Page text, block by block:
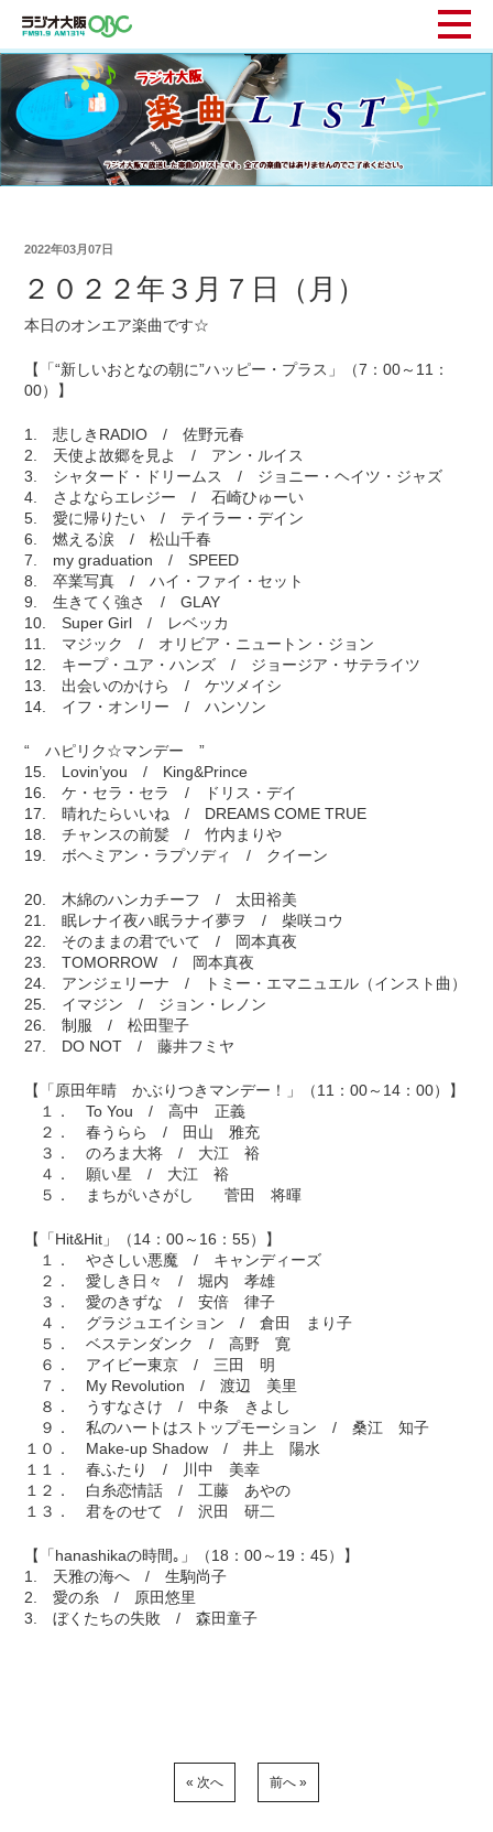
2022年03月07日
２０２２年３月７日（月）
本日のオンエア楽曲です☆
【「“新しいおとなの朝に”ハッピー・プラス」（7：00～11：
00）】
1. 悲しきRADIO / 佐野元春
2. 天使よ故郷を見よ / アン・ルイス
3. シャタード・ドリームス / ジョニー・ヘイツ・ジャズ
4. さよならエレジー / 石崎ひゅーい
5. 愛に帰りたい / テイラー・デイン
6. 燃える涙 / 松山千春
7. my graduation / SPEED
8. 卒業写真 / ハイ・ファイ・セット
9. 生きてく強さ / GLAY
10. Super Girl / レベッカ
11. マジック / オリビア・ニュートン・ジョン
12. キープ・ユア・ハンズ / ジョージア・サテライツ
13. 出会いのかけら / ケツメイシ
14. イフ・オンリー / ハンソン
“ ハピリク☆マンデー ”
15. Lovin’you / King&Prince
16. ケ・セラ・セラ / ドリス・デイ
17. 晴れたらいいね / DREAMS COME TRUE
18. チャンスの前髪 / 竹内まりや
19. ボヘミアン・ラプソディ / クイーン
20. 木綿のハンカチーフ / 太田裕美
21. 眠レナイ夜ハ眠ラナイ夢ヲ / 柴咲コウ
22. そのままの君でいて / 岡本真夜
23. TOMORROW / 岡本真夜
24. アンジェリーナ / トミー・エマニュエル（インスト曲）
25. イマジン / ジョン・レノン
26. 制服 / 松田聖子
27. DO NOT / 藤井フミヤ
【「原田年晴 かぶりつきマンデー！」（11：00～14：00）】
１． To You / 高中 正義
２． 春うらら / 田山 雅充
３． のろま大将 / 大江 裕
４． 願い星 / 大江 裕
５． まちがいさがし 菅田 将暉
【「Hit&Hit」（14：00～16：55）】
１． やさしい悪魔 / キャンディーズ
２． 愛しき日々 / 堀内 孝雄
３． 愛のきずな / 安倍 律子
４． グラジュエイション / 倉田 まり子
５． ベステンダンク / 高野 寛
６． アイビー東京 / 三田 明
７． My Revolution / 渡辺 美里
８． うすなさけ / 中条 きよし
９． 私のハートはストップモーション / 桑江 知子
１０． Make-up Shadow / 井上 陽水
１１． 春ふたり / 川中 美幸
１２． 白糸恋情話 / 工藤 あやの
１３． 君をのせて / 沢田 研二
【「hanashikaの時間｡」（18：00～19：45）】
1. 天雅の海へ / 生駒尚子
2. 愛の糸 / 原田悠里
3. ぼくたちの失敗 / 森田童子
« 次へ 前へ »